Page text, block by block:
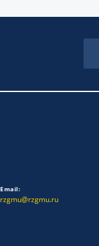
Email:
rzgmu@rzgmu.ru